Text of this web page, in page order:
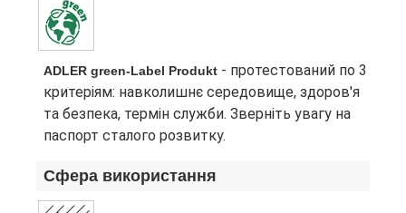
ADLER green-Label Produkt - протестований по 3
критеріям: навколишнє середовище, здоров'я
та безпека, термін служби. Зверніть увагу на
паспорт сталого розвитку.
Сфера використання